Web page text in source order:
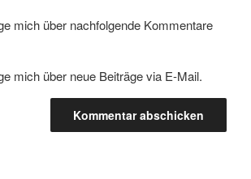
mich über nachfolgende Kommentare
mich über neue Beiträge via E-Mail.